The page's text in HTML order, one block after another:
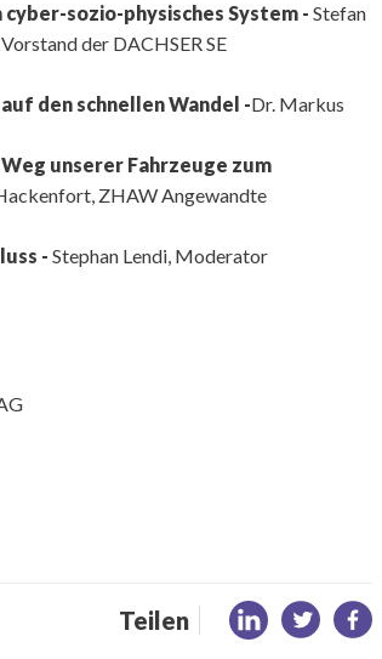
sozio-physisches System - Stefan
der DACHSER SE
den schnellen Wandel -Dr. Markus
unserer Fahrzeuge zum
ZHAW Angewandte
- Stephan Lendi, Moderator
Teilen